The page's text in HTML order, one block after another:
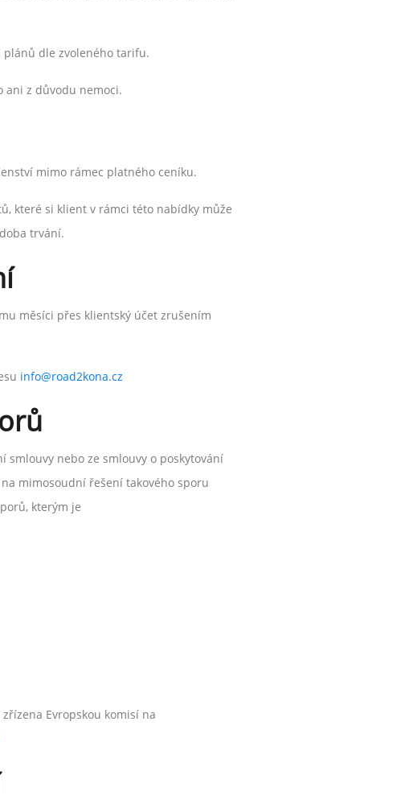
plánů dle zvoleného tarifu.
ani z důvodu nemoci.
mimo rámec platného ceníku.
které si klient v rámci této nabídky může
trvání.
měsíci přes klientský účet zrušením
info@road2kona.cz
nebo ze smlouvy o poskytování
mimosoudní řešení takového sporu
kterým je
Evropskou komisí na